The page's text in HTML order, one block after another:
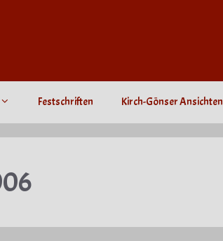
Festschriften Kirch-Gönser Ansichten